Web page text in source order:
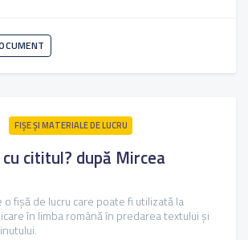
FIŞE ŞI MATERIALE DE LUCRU
cititul? după Mircea
fișă de lucru care poate fi utilizată la
în limba română în predarea textului și